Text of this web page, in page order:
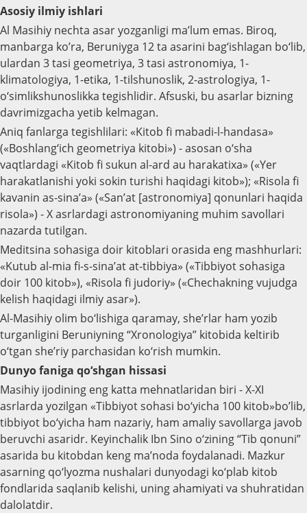
Asosiy ilmiy ishlari
Al Masihiy nechta asar yozganligi ma’lum emas. Biroq,
manbarga ko’ra, Beruniyga 12 ta asarini bag‘ishlagan bo‘lib,
ulardan 3 tasi geometriya, 3 tasi astronomiya, 1-
klimatologiya, 1-etika, 1-tilshunoslik, 2-astrologiya, 1-
o‘simlikshunoslikka tegishlidir. Afsuski, bu asarlar bizning
davrimizgacha yetib kelmagan.
Aniq fanlarga tegishlilari: «Kitob fi mabadi-l-handasa»
(«Boshlang‘ich geometriya kitobi») - asosan o‘sha
vaqtlardagi «Kitob fi sukun al-ard au harakatixa» («Yer
harakatlanishi yoki sokin turishi haqidagi kitob»); «Risola fi
kavanin as-sina’a» («San’at [astronomiya] qonunlari haqida
risola») - X asrlardagi astronomiyaning muhim savollari
nazarda tutilgan.
Meditsina sohasiga doir kitoblari orasida eng mashhurlari:
«Kutub al-mia fi-s-sina’at at-tibbiya» («Tibbiyot sohasiga
doir 100 kitob»), «Risola fi judoriy» («Chechakning vujudga
kelish haqidagi ilmiy asar»).
Al-Masihiy olim bo‘lishiga qaramay, she’rlar ham yozib
turganligini Beruniyning “Xronologiya” kitobida keltirib
o‘tgan she’riy parchasidan ko‘rish mumkin.
Dunyo faniga qo‘shgan hissasi
Masihiy ijodining eng katta mehnatlaridan biri - X-XI
asrlarda yozilgan «Tibbiyot sohasi bo‘yicha 100 kitob»bo’lib,
tibbiyot bo‘yicha ham nazariy, ham amaliy savollarga javob
beruvchi asaridr. Keyinchalik Ibn Sino o‘zining “Tib qonuni”
asarida bu kitobdan keng ma’noda foydalanadi. Mazkur
asarning qo‘lyozma nushalari dunyodagi ko‘plab kitob
fondlarida saqlanib kelishi, uning ahamiyati va shuhratidan
dalolatdir.